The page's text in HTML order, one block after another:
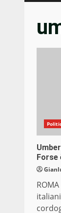
Forse